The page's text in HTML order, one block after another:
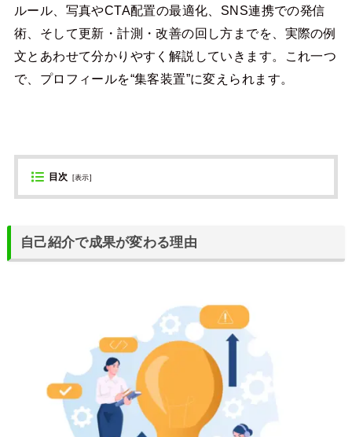
ルール、写真やCTA配置の最適化、SNS連携での発信
術、そして更新・計測・改善の回し方までを、実際の例
文とあわせて分かりやすく解説していきます。これ一つ
で、プロフィールを“集客装置”に変えられます。
目次 [表示]
自己紹介で成果が変わる理由